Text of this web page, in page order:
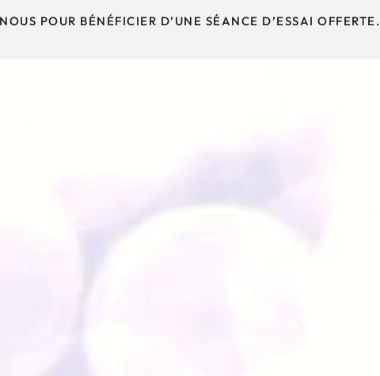
POUR BÉNÉFICIER D’UNE SÉANCE D’ESSAI OFFERTE.